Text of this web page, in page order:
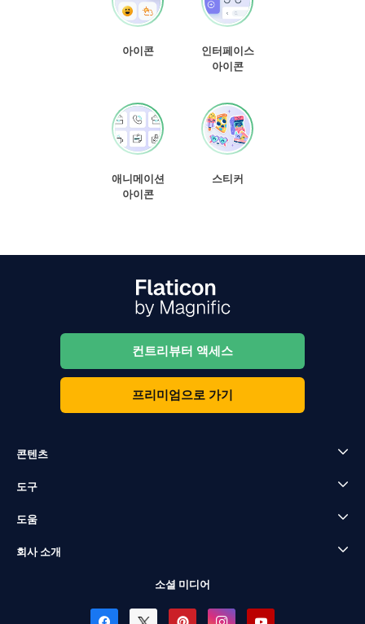
아이콘
인터페이스
아이콘
애니메이션
아이콘
스티커
컨트리뷰터 액세스
프리미엄으로 가기
콘텐츠
도구
도움
회사 소개
소셜 미디어